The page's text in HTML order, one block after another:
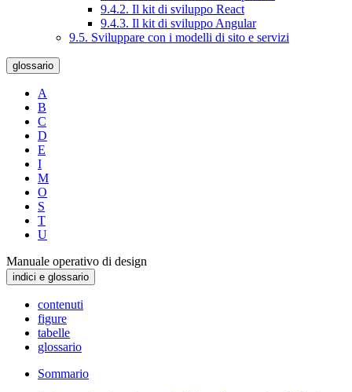
9.4.2. Il kit di sviluppo React
9.4.3. Il kit di sviluppo Angular
9.5. Sviluppare con i modelli di sito e servizi
glossario
A
B
C
D
E
I
M
O
S
T
U
Manuale operativo di design
indici e glossario
contenuti
figure
tabelle
glossario
Sommario